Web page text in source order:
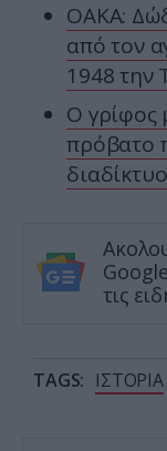
ΟΑΚΑ:
από τον
1948 την
Ο γρίφος
πρόβατο
τις
TAGS: ΙΣΤΟΡΙΑ